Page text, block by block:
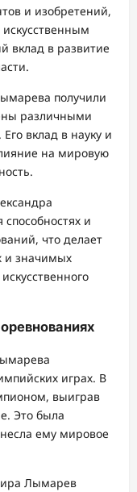
и изобретений,
вклад в развитие
получили
различными
вклад в науку и
на мировую
и
что делает
и значимых
играх. В
выиграв
Это была
ему мировое
Лымарев